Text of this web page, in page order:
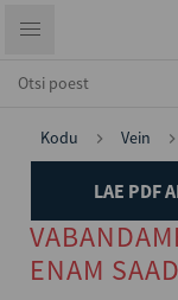
Kodu Vein
LAE PDF
ENAM